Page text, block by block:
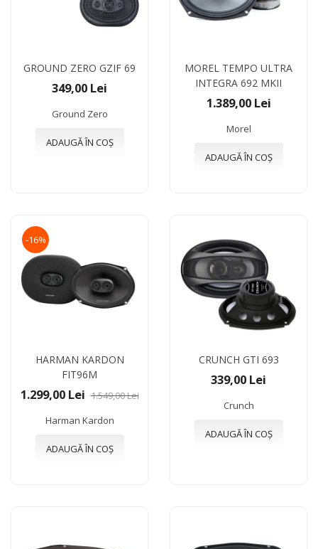
GROUND ZERO GZIF 69
349,00 Lei
Ground Zero
ADAUGĂ ÎN COȘ
MOREL TEMPO ULTRA
INTEGRA 692 MKII
1.389,00 Lei
Morel
ADAUGĂ ÎN COȘ
-16%
HARMAN KARDON
FIT96M
1.299,00 Lei 1.549,00 Lei
Harman Kardon
ADAUGĂ ÎN COȘ
CRUNCH GTI 693
339,00 Lei
Crunch
ADAUGĂ ÎN COȘ